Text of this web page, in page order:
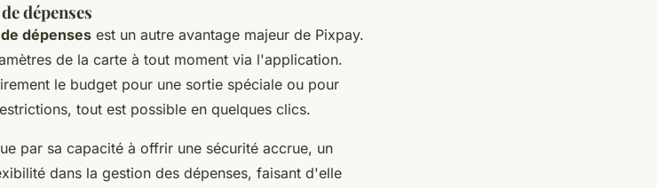
dépenses
dépenses est un autre avantage majeur de Pixpay.
de la carte à tout moment via l'application.
le budget pour une sortie spéciale ou pour
tout est possible en quelques clics.
par sa capacité à offrir une sécurité accrue, un
dans la gestion des dépenses, faisant d'elle